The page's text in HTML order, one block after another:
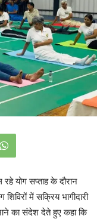
योग सप्ताह के दौरान
में सक्रिय भागीदारी
का संदेश देते हुए कहा कि